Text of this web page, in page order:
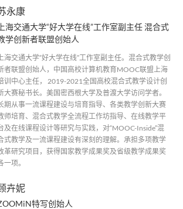
永康
上海交通大学“好大学在线”工作室副主任 混合式
学创新者联盟创始人
上海交通大学“好大学在线”工作室副主任。混合式教学创
者联盟创始人，中国高校计算机教育MOOC联盟上海
训中心主任， 2019-2021全国高校混合式教学设计创
大赛秘书长。美国密西根大学及普渡大学访问学者。
期从事一流课程建设与培育指导、各类教学创新大赛
师培育、混合式教学全流程工作坊指导、在线教学平
及在线课程设计等研究与实践，对“MOOC-Inside”混
式教学及一流课程建设有深刻的理解。承担多项教学
革研究项目，获得国家教学成果奖及省级教学成果奖
一项。
卉妮
特写创始人